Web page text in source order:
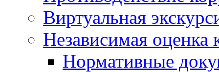
Виртуальная
Независимая оценка
Нормативные